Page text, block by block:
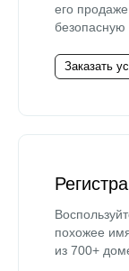
его
безопасную
Заказать
похожее
из 700+